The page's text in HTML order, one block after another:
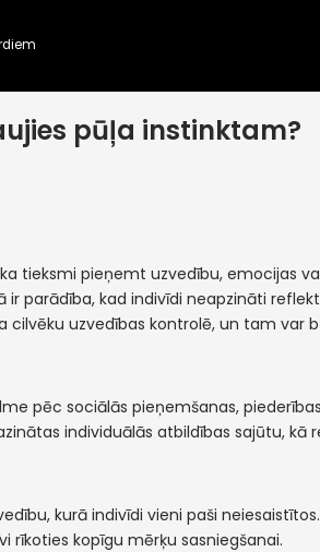
pūļa instinktam?
tieksmi pieņemt uzvedību, emocijas
parādība, kad indivīdi neapzināti
cilvēku uzvedības kontrolē, un tam var
pēc sociālās pieņemšanas,
individuālās atbildības sajūtu, kā
kurā indivīdi vieni paši
rīkoties kopīgu mērķu sasniegšanai.